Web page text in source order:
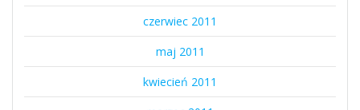
czerwiec 2011
maj 2011
kwiecień 2011